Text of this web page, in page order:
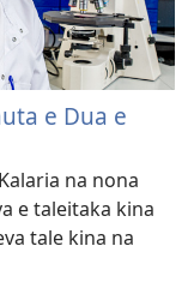
e Dua e
na nona
e taleitaka kina
tale kina na